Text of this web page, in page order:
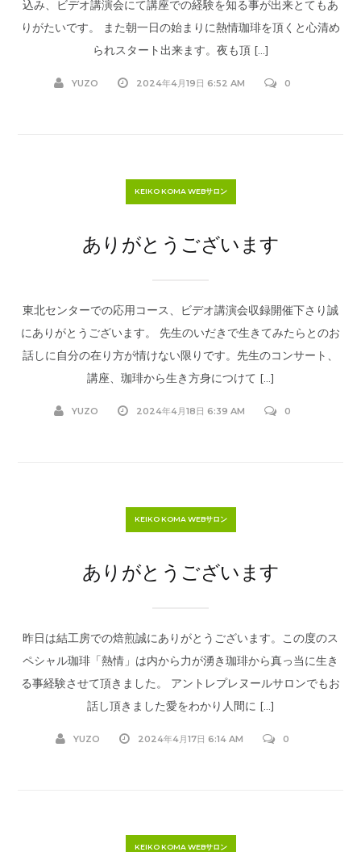
込み、ビデオ講演会にて講座での経験を知る事が出来とてもあ
りがたいです。 また朝一日の始まりに熱情珈琲を頂くと心清め
られスタート出来ます。夜も頂 […]
YUZO 2024年4月19日 6:52 AM 0
KEIKO KOMA WEBサロン
ありがとうございます
東北センターでの応用コース、ビデオ講演会収録開催下さり誠
にありがとうございます。 先生のいだきで生きてみたらとのお
話しに自分の在り方が情けない限りです。先生のコンサート、
講座、珈琲から生き方身につけて […]
YUZO 2024年4月18日 6:39 AM 0
KEIKO KOMA WEBサロン
ありがとうございます
昨日は結工房での焙煎誠にありがとうございます。この度のス
ペシャル珈琲「熱情」は内から力が湧き珈琲から真っ当に生き
る事経験させて頂きました。 アントレプレヌールサロンでもお
話し頂きました愛をわかり人間に […]
YUZO 2024年4月17日 6:14 AM 0
KEIKO KOMA WEBサロン